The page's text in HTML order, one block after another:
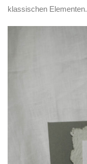
klassischen Elementen.